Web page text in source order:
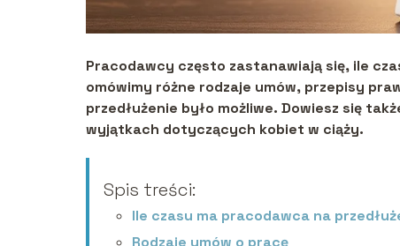
Pracodawcy często zastanawiają się, ile
omówimy różne rodzaje umów, przepisy
przedłużenie było możliwe. Dowiesz się
wyjątkach dotyczących kobiet w ciąży.
Spis treści:
Ile czasu ma pracodawca na
Rodzaje umów o pracę